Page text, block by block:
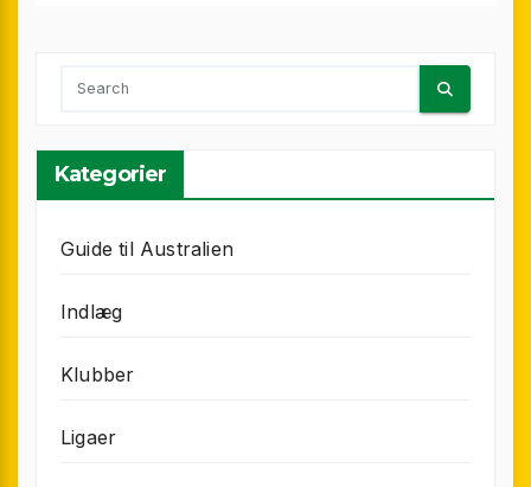
Kategorier
Guide til Australien
Indlæg
Klubber
Ligaer